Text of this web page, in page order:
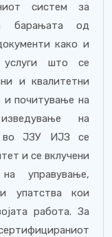
систем за
барањата од
како и
што се
и квалитетни
и почитување на
на
во ЈЗУ ИЈЗ се
и се вклучени
управување,
упатства кои
работа. За